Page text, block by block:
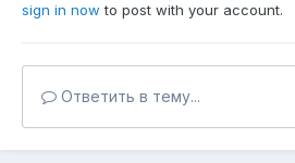
sign in now to post with your account.
Ответить в тему...